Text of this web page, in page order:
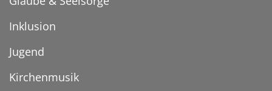
Inklusion
Jugend
Kirchenmusik